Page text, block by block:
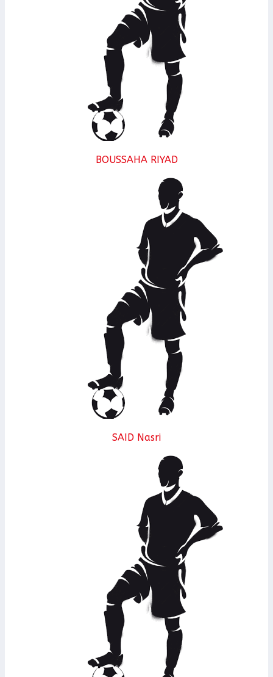
BOUSSAHA RIYAD
SAID Nasri